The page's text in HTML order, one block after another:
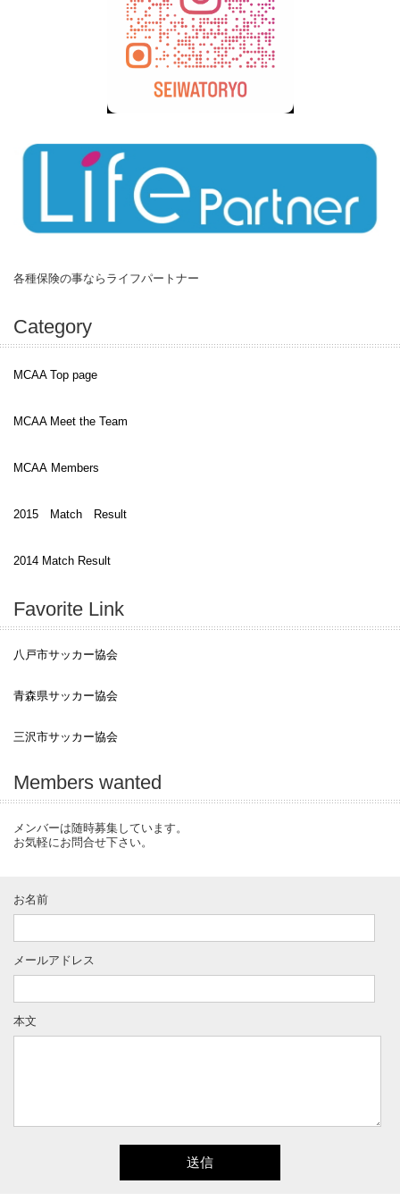
各種保険の事ならライフパートナー
Category
MCAA Top page
MCAA Meet the Team
MCAA Members
2015 Match Result
2014 Match Result
Favorite Link
八戸市サッカー協会
青森県サッカー協会
三沢市サッカー協会
Members wanted
メンバーは随時募集しています。
お気軽にお問合せ下さい。
お名前
メールアドレス
本文